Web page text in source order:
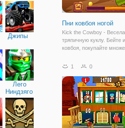
Джипы
Лего
Ниндзяго
Пни ковбоя ногой
Kick the Cowboy -
тряпичную куклу. Бейте
ковбоя, покупайте
Используйте различное
золотые монеты, чтобы
новое оружие или
1 0